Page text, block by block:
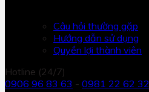
Câu hỏi thường gặp
Hướng dẫn sử dụng
Quyền lợi thành viên
Hotline (24/7)
0906 96 83 63 - 0981 22 62 32